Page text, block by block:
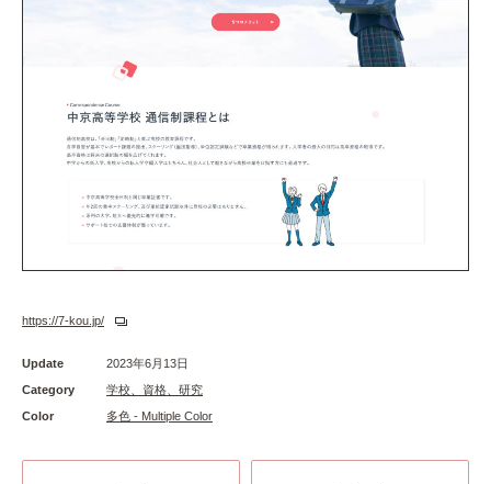
https://7-kou.jp/
Update
2023年6月13日
Category
学校、資格、研究
Color
多色 - Multiple Color